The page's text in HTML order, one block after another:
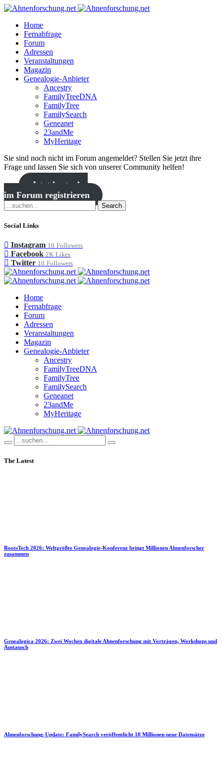
Home
Fernabfrage
Forum
Adressen
Veranstaltungen
Magazin
Genealogie-Anbieter
Ancestry
FamilyTreeDNA
FamilyTree
FamilySearch
Geneanet
23andMe
MyHeritage
Sie sind noch nicht im Forum angemeldet? Stellen Sie jetzt ihre
Frage und lassen Sie sich von unserer Community helfen!
Jetzt kostenlos
im Forum registrieren
Search
Social Links
Instagram 10 Followers
Facebook 2K Likes
Twitter 10 Followers
Home
Fernabfrage
Forum
Adressen
Veranstaltungen
Magazin
Genealogie-Anbieter
Ancestry
FamilyTreeDNA
FamilyTree
FamilySearch
Geneanet
23andMe
MyHeritage
The Latest
RootsTech 2026: Weltgrößte Genealogie-Konferenz bringt Millionen Ahnenforscher
zusammen
Genealogica 2026: Zwei Wochen digitale Ahnenforschung mit Vorträgen, Workshops und
Austausch
Ahnenforschung-Update: FamilySearch veröffentlicht 18 Millionen neue Datensätze